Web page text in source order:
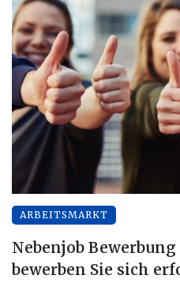
ARBEITSMARKT
Nebenjob
bewerben Sie sich